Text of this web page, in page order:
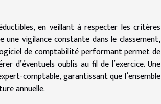
en veillant à respecter les critères
vigilance constante dans le classement,
de comptabilité performant permet de
d’éventuels oublis au fil de l’exercice. Une
comptable, garantissant que l’ensemble
annuelle.